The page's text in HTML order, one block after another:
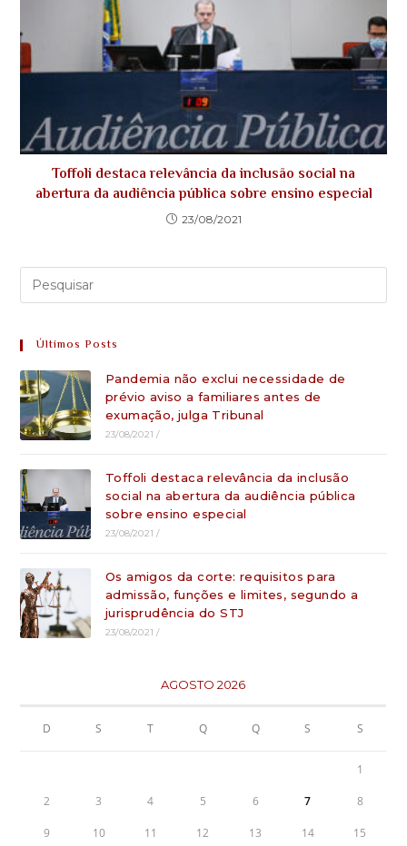
Toffoli destaca relevância da inclusão social na
abertura da audiência pública sobre ensino especial
23/08/2021
Últimos Posts
Pandemia não exclui necessidade de
prévio aviso a familiares antes de
exumação, julga Tribunal
23/08/2021 /
Toffoli destaca relevância da inclusão
social na abertura da audiência pública
sobre ensino especial
23/08/2021 /
Os amigos da corte: requisitos para
admissão, funções e limites, segundo a
jurisprudência do STJ
23/08/2021 /
AGOSTO 2026
D S T Q Q S S
1
2 3 4 5 6 7 8
9 10 11 12 13 14 15